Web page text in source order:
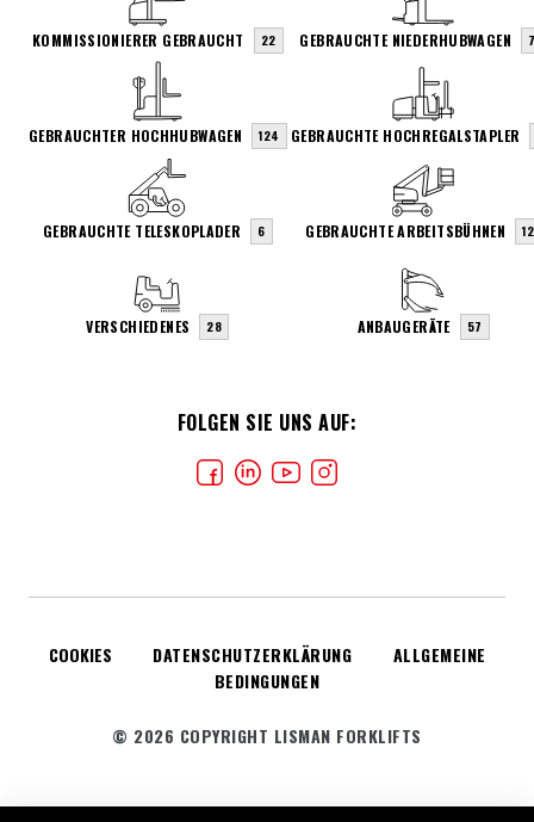
FOLGEN SIE UNS AUF:
KOMMISSIONIERER GEBRAUCHT 22 GEBRAUCHTE NIEDERHUBWAGEN
GEBRAUCHTER HOCHHUBWAGEN 124 GEBRAUCHTE HOCHREGALSTAPLER
GEBRAUCHTE TELESKOPLADER 6 GEBRAUCHTE ARBEITSBÜHNEN 12
VERSCHIEDENES 28 ANBAUGERÄTE 57
COOKIES DATENSCHUTZERKLÄRUNG
ALLGEMEINE
BEDINGUNGEN
© 2026 COPYRIGHT LISMAN FORKLIFTS